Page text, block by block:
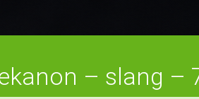
– slang –